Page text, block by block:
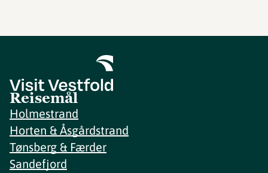
Reisemål
Holmestrand
Horten & Åsgårdstrand
Tønsberg & Færder
Sandefjord